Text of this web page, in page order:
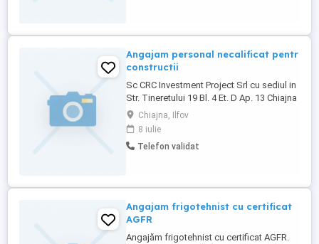
Angajam personal necalificat pentr
constructii
Sc CRC Investment Project Srl cu sediul in
Str. Tineretului 19 Bl. 4 Et. D Ap. 13 Chiajna
Ilfov angajeaza cu contract permanent
muncitor necalificat la spargerea si taierea
materialelor de constructii . Cv-urile se pot
depune online sau la sediul firmei din
Chiajna, Ilfov
8 iulie
Telefon validat
Angajam frigotehnist cu certificat
AGFR
Angajăm frigotehnist cu certificat AGFR.